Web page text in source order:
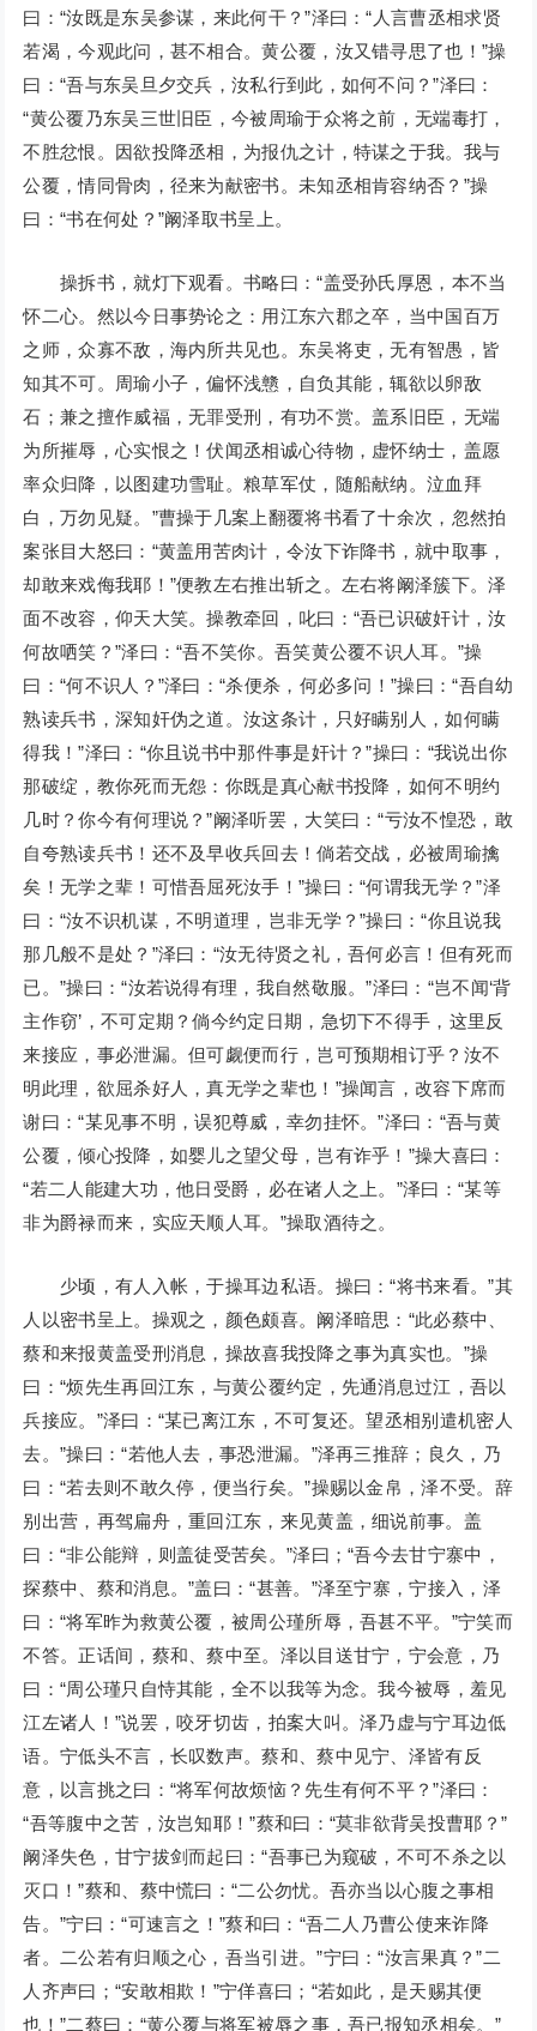
曰：“汝既是东吴参谋，来此何干？”泽曰：“人言曹丞相求贤
若渴，今观此问，甚不相合。黄公覆，汝又错寻思了也！”操
曰：“吾与东吴旦夕交兵，汝私行到此，如何不问？”泽曰：
“黄公覆乃东吴三世旧臣，今被周瑜于众将之前，无端毒打，
不胜忿恨。因欲投降丞相，为报仇之计，特谋之于我。我与
公覆，情同骨肉，径来为献密书。未知丞相肯容纳否？”操
曰：“书在何处？”阚泽取书呈上。
操拆书，就灯下观看。书略曰：“盖受孙氏厚恩，本不当
怀二心。然以今日事势论之：用江东六郡之卒，当中国百万
之师，众寡不敌，海内所共见也。东吴将吏，无有智愚，皆
知其不可。周瑜小子，偏怀浅戆，自负其能，辄欲以卵敌
石；兼之擅作威福，无罪受刑，有功不赏。盖系旧臣，无端
为所摧辱，心实恨之！伏闻丞相诚心待物，虚怀纳士，盖愿
率众归降，以图建功雪耻。粮草军仗，随船献纳。泣血拜
白，万勿见疑。”曹操于几案上翻覆将书看了十余次，忽然拍
案张目大怒曰：“黄盖用苦肉计，令汝下诈降书，就中取事，
却敢来戏侮我耶！”便教左右推出斩之。左右将阚泽簇下。泽
面不改容，仰天大笑。操教牵回，叱曰：“吾已识破奸计，汝
何故哂笑？”泽曰：“吾不笑你。吾笑黄公覆不识人耳。”操
曰：“何不识人？”泽曰：“杀便杀，何必多问！”操曰：“吾自幼
熟读兵书，深知奸伪之道。汝这条计，只好瞒别人，如何瞒
得我！”泽曰：“你且说书中那件事是奸计？”操曰：“我说出你
那破绽，教你死而无怨：你既是真心献书投降，如何不明约
几时？你今有何理说？”阚泽听罢，大笑曰：“亏汝不惶恐，敢
自夸熟读兵书！还不及早收兵回去！倘若交战，必被周瑜擒
矣！无学之辈！可惜吾屈死汝手！”操曰：“何谓我无学？”泽
曰：“汝不识机谋，不明道理，岂非无学？”操曰：“你且说我
那几般不是处？”泽曰：“汝无待贤之礼，吾何必言！但有死而
已。”操曰：“汝若说得有理，我自然敬服。”泽曰：“岂不闻‘背
主作窃’，不可定期？倘今约定日期，急切下不得手，这里反
来接应，事必泄漏。但可觑便而行，岂可预期相订乎？汝不
明此理，欲屈杀好人，真无学之辈也！”操闻言，改容下席而
谢曰：“某见事不明，误犯尊威，幸勿挂怀。”泽曰：“吾与黄
公覆，倾心投降，如婴儿之望父母，岂有诈乎！”操大喜曰：
“若二人能建大功，他日受爵，必在诸人之上。”泽曰：“某等
非为爵禄而来，实应天顺人耳。”操取酒待之。
少顷，有人入帐，于操耳边私语。操曰：“将书来看。”其
人以密书呈上。操观之，颜色颇喜。阚泽暗思：“此必蔡中、
蔡和来报黄盖受刑消息，操故喜我投降之事为真实也。”操
曰：“烦先生再回江东，与黄公覆约定，先通消息过江，吾以
兵接应。”泽曰：“某已离江东，不可复还。望丞相别遣机密人
去。”操曰：“若他人去，事恐泄漏。”泽再三推辞；良久，乃
曰：“若去则不敢久停，便当行矣。”操赐以金帛，泽不受。辞
别出营，再驾扁舟，重回江东，来见黄盖，细说前事。盖
曰：“非公能辩，则盖徒受苦矣。”泽曰；“吾今去甘宁寨中，
探蔡中、蔡和消息。”盖曰：“甚善。”泽至宁寨，宁接入，泽
曰：“将军昨为救黄公覆，被周公瑾所辱，吾甚不平。”宁笑而
不答。正话间，蔡和、蔡中至。泽以目送甘宁，宁会意，乃
曰：“周公瑾只自恃其能，全不以我等为念。我今被辱，羞见
江左诸人！”说罢，咬牙切齿，拍案大叫。泽乃虚与宁耳边低
语。宁低头不言，长叹数声。蔡和、蔡中见宁、泽皆有反
意，以言挑之曰：“将军何故烦恼？先生有何不平？”泽曰：
“吾等腹中之苦，汝岂知耶！”蔡和曰：“莫非欲背吴投曹耶？”
阚泽失色，甘宁拔剑而起曰：“吾事已为窥破，不可不杀之以
灭口！”蔡和、蔡中慌曰：“二公勿忧。吾亦当以心腹之事相
告。”宁曰：“可速言之！”蔡和曰：“吾二人乃曹公使来诈降
者。二公若有归顺之心，吾当引进。”宁曰：“汝言果真？”二
人齐声曰；“安敢相欺！”宁佯喜曰；“若如此，是天赐其便
也！”二蔡曰：“黄公覆与将军被辱之事，吾已报知丞相矣。”